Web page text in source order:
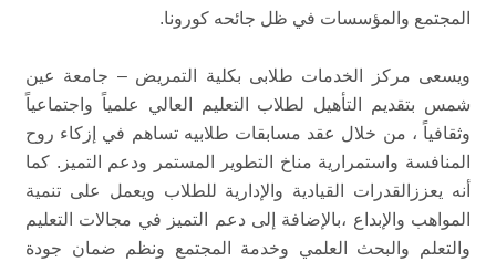
المجتمع والمؤسسات في ظل جائحه كورونا.
ويسعى مركز الخدمات طلابى بكلية التمريض – جامعة عين
شمس بتقديم التأهيل لطلاب التعليم العالي علمياً واجتماعياً
وثقافياً ، من خلال عقد مسابقات طلابيه تساهم في إزكاء روح
المنافسة واستمرارية مناخ التطوير المستمر ودعم التميز. كما
أنه يعززالقدرات القيادية والإدارية للطلاب ويعمل على تنمية
المواهب والإبداع ،بالإضافة إلى دعم التميز في مجالات التعليم
والتعلم والبحث العلمي وخدمة المجتمع ونظم ضمان جودة